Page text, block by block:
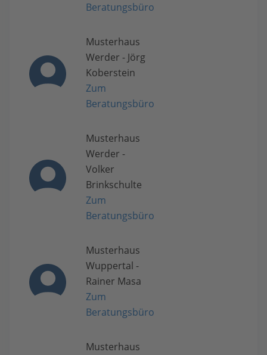
Beratungsbüro
Musterhaus
Werder - Jörg
Koberstein
Zum
Beratungsbüro
Musterhaus
Werder -
Volker
Brinkschulte
Zum
Beratungsbüro
Musterhaus
Wuppertal -
Rainer Masa
Zum
Beratungsbüro
Musterhaus